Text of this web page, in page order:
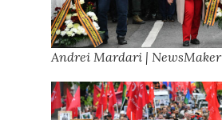
Andrei Mardari | NewsMaker